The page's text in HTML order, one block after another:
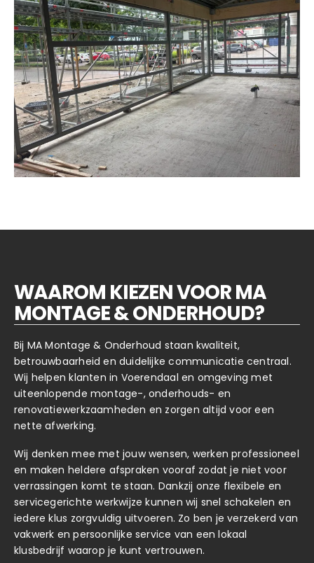
WAAROM KIEZEN VOOR MA
MONTAGE & ONDERHOUD?
Bij MA Montage & Onderhoud staan kwaliteit,
betrouwbaarheid en duidelijke communicatie centraal.
Wij helpen klanten in Voerendaal en omgeving met
uiteenlopende montage-, onderhouds- en
renovatiewerkzaamheden en zorgen altijd voor een
nette afwerking.
Wij denken mee met jouw wensen, werken professioneel
en maken heldere afspraken vooraf zodat je niet voor
verrassingen komt te staan. Dankzij onze flexibele en
servicegerichte werkwijze kunnen wij snel schakelen en
iedere klus zorgvuldig uitvoeren. Zo ben je verzekerd van
vakwerk en persoonlijke service van een lokaal
klusbedrijf waarop je kunt vertrouwen.